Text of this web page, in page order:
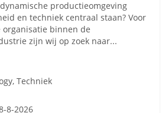
productieomgeving
en techniek centraal staan? Voor
organisatie binnen de
zijn wij op zoek naar...
Techniek
8-2026